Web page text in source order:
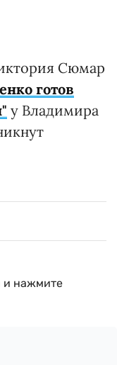
Сюмар
готов
у Владимира
и нажмите